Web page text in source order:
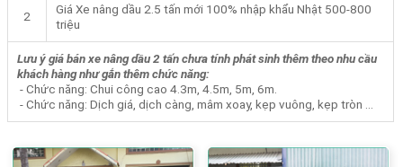
2
Giá Xe nâng dầu 2.5 tấn mới 100% nhập khẩu Nhật 500-800
triệu
Lưu ý giá bán xe nâng dầu 2 tấn chưa tính phát sinh thêm theo nhu cầu
khách hàng như gắn thêm chức năng:
- Chức năng: Chui công cao 4.3m, 4.5m, 5m, 6m.
- Chức năng: Dịch giá, dịch càng, mâm xoay, kẹp vuông, kẹp tròn …